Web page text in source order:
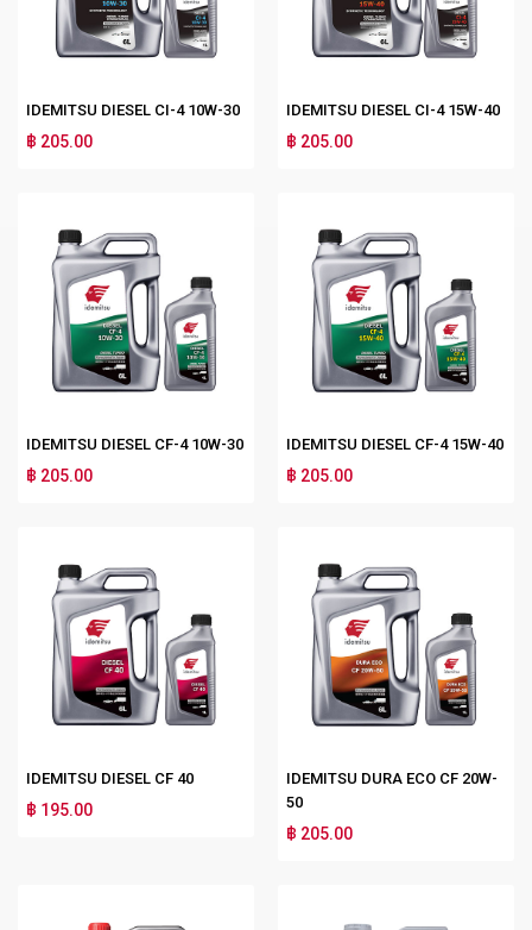
IDEMITSU DIESEL CI-4 10W-30
฿ 205.00
IDEMITSU DIESEL CI-4 15W-40
฿ 205.00
IDEMITSU DIESEL CF-4 10W-30
฿ 205.00
IDEMITSU DIESEL CF-4 15W-40
฿ 205.00
IDEMITSU DIESEL CF 40
฿ 195.00
IDEMITSU DURA ECO CF 20W-
50
฿ 205.00